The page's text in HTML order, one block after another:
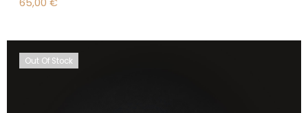
65,00 €
Out Of Stock